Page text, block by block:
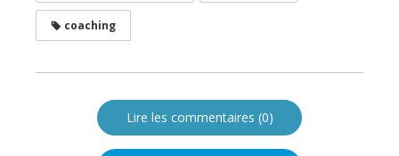
coaching
Lire les commentaires (0)